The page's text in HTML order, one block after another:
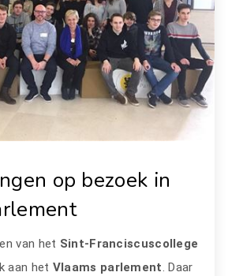
op bezoek in
van het Sint-Franciscuscollege
aan het Vlaams parlement. Daar